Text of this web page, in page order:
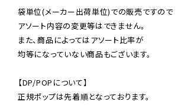
袋単位(メーカー出荷単位)での販売ですので
アソート内容の変更等はできません。
また、商品によってはアソート比率が
均等になっていない商品もございます。
【DP/POPについて】
正規ポップは先着順となっております。